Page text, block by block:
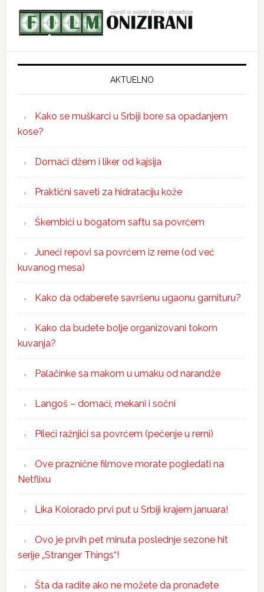
AKTUELNO
Kako se muškarci u Srbiji bore sa opadanjem
kose?
Domaći džem i liker od kajsija
Praktični saveti za hidrataciju kože
Škembići u bogatom saftu sa povrćem
Juneći repovi sa povrćem iz rerne (od već
kuvanog mesa)
Kako da odaberete savršenu ugaonu garnituru?
Kako da budete bolje organizovani tokom
kuvanja?
Palačinke sa makom u umaku od narandže
Langoš – domaći, mekani i sočni
Pileći ražnjići sa povrćem (pečenje u rerni)
Ove praznične filmove morate pogledati na
Netflixu
Lika Kolorado prvi put u Srbiji krajem januara!
Ovo je prvih pet minuta poslednje sezone hit
serije „Stranger Things“!
Šta da radite ako ne možete da pronađete